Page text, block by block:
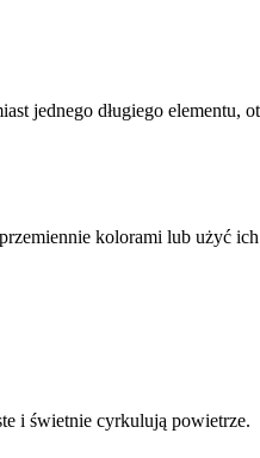
jednego długiego elementu,
kolorami lub użyć
i świetnie cyrkulują powietrze.